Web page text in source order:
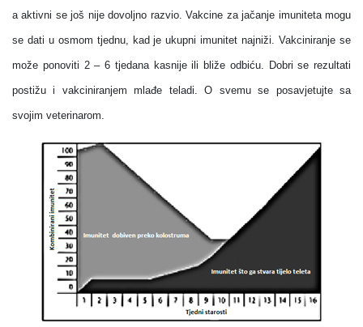
a aktivni se još nije dovoljno razvio. Vakcine za jačanje imuniteta mogu
se dati u osmom tjednu, kad je ukupni imunitet najniži. Vakciniranje se
može ponoviti 2 – 6 tjedana kasnije ili bliže odbiću. Dobri se rezultati
postižu i vakciniranjem mlađe teladi. O svemu se posavjetujte sa
svojim veterinarom.